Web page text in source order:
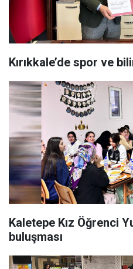
Kırıkkale’de spor ve
Kaletepe Kız Öğrenci
buluşması